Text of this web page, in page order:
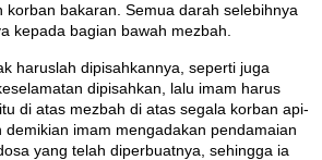
korban bakaran. Semua darah selebihnya
kepada bagian bawah mezbah.
haruslah dipisahkannya, seperti juga
dipisahkan, lalu imam harus
di atas mezbah di atas segala korban api-
demikian imam mengadakan pendamaian
yang telah diperbuatnya, sehingga ia